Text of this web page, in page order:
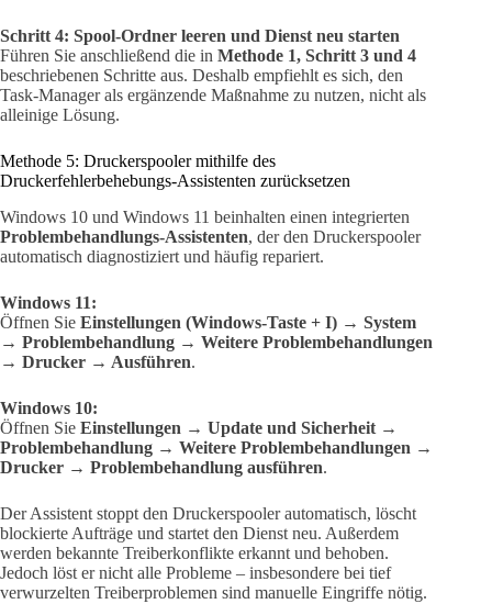
Schritt 4: Spool-Ordner leeren und Dienst neu starten
Führen Sie anschließend die in Methode 1, Schritt 3 und 4
beschriebenen Schritte aus. Deshalb empfiehlt es sich, den
Task-Manager als ergänzende Maßnahme zu nutzen, nicht als
alleinige Lösung.
Methode 5: Druckerspooler mithilfe des
Druckerfehlerbehebungs-Assistenten zurücksetzen
Windows 10 und Windows 11 beinhalten einen integrierten
Problembehandlungs-Assistenten, der den Druckerspooler
automatisch diagnostiziert und häufig repariert.
Windows 11:
Öffnen Sie Einstellungen (Windows-Taste + I) → System
→ Problembehandlung → Weitere Problembehandlungen
→ Drucker → Ausführen.
Windows 10:
Öffnen Sie Einstellungen → Update und Sicherheit →
Problembehandlung → Weitere Problembehandlungen →
Drucker → Problembehandlung ausführen.
Der Assistent stoppt den Druckerspooler automatisch, löscht
blockierte Aufträge und startet den Dienst neu. Außerdem
werden bekannte Treiberkonflikte erkannt und behoben.
Jedoch löst er nicht alle Probleme – insbesondere bei tief
verwurzelten Treiberproblemen sind manuelle Eingriffe nötig.